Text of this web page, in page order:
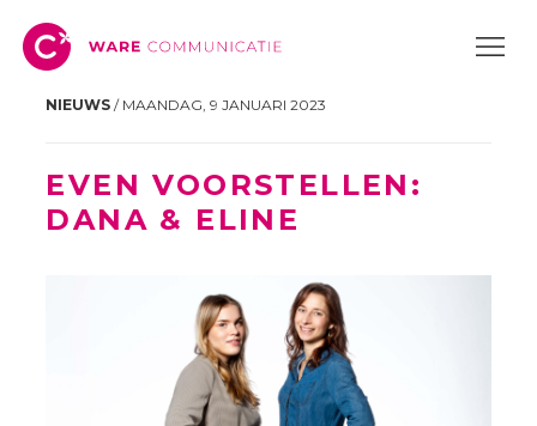
NIEUWS / MAANDAG, 9 JANUARI 2023
EVEN VOORSTELLEN:
DANA & ELINE